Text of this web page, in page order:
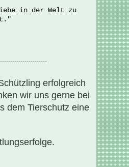
in der Welt zu
erfolgreich
wir uns gerne bei
dem Tierschutz eine